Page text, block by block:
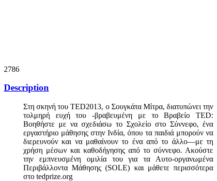
2786
Description
Στη σκηνή του TED2013, ο Σουγκάτα Μίτρα, διατυπώνει την
τολμηρή ευχή του -βραβευμένη με το Βραβείο TED:
Βοηθήστε με να σχεδιάσω το Σχολείο στο Σύννεφο, ένα
εργαστήριο μάθησης στην Ινδία, όπου τα παιδιά μπορούν να
διερευνούν και να μαθαίνουν το ένα από το άλλο—με τη
χρήση μέσων και καθοδήγησης από το σύννεφο. Ακούστε
την εμπνευσμένη ομιλία του για τα Αυτο-οργανωμένα
Περιβάλλοντα Μάθησης (SOLE) και μάθετε περισσότερα
στο tedprize.org